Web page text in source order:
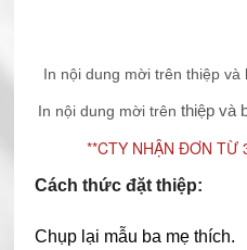
In nội dung mời trên thiệp và
In nội dung mời trênthiệp và
**CTY NHẬN ĐƠN TỪ
Cách thức đặt thiệp:
Chụp lại mẫu ba mẹ thích.